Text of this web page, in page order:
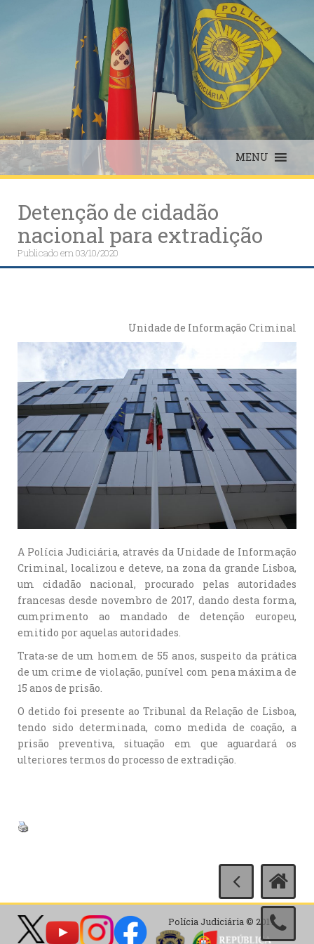
MENU
Detenção de cidadão
nacional para extradição
Publicado em03/10/2020
Unidade de Informação Criminal
A Polícia Judiciária, através da Unidade de Informação
Criminal, localizou e deteve, na zona da grande Lisboa,
um cidadão nacional, procurado pelas autoridades
francesas desde novembro de 2017, dando desta forma,
cumprimento ao mandado de detenção europeu,
emitido por aquelas autoridades.
Trata-se de um homem de 55 anos, suspeito da prática
de um crime de violação, punível com pena máxima de
15 anos de prisão.
O detido foi presente ao Tribunal da Relação de Lisboa,
tendo sido determinada, como medida de coação, a
prisão preventiva, situação em que aguardará os
ulteriores termos do processo de extradição.
Polícia Judiciária © 2017